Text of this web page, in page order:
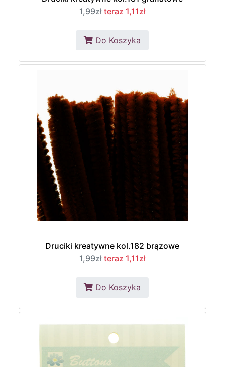
1,99zł teraz 1,11zł
Do Koszyka
Druciki kreatywne kol.182 brązowe
1,99zł teraz 1,11zł
Do Koszyka